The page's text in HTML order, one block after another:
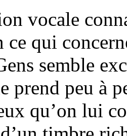
vocale
ce qui
semble
prend peu à
qu’on lui